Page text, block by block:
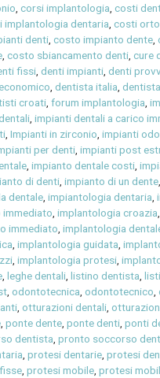
,corsi implantologia ,costi
implantologia dentaria ,costi
denti ,costo impianto dente ,
,costo sbiancamento denti ,cure
fissi ,denti impianti ,denti
,dentista italia ,
croati ,forum implantologia ,
,impianti dentali a carico
,Impianti in zirconio ,impianti
per denti ,impianti post
,impianto dentale costi ,
di denti ,impianto di un dente
dentale ,impiantologia dentaria ,
,implantologia croazia
immediato ,implantologia
,implantologia guidata ,
,implantologia protesi ,
,leghe dentali ,listino dentista ,
,odontotecnica ,odontotecnico ,
,otturazioni dentali ,
,ponte dente ,ponte denti ,ponti
dentista ,pronto soccorso
,protesi dentarie ,protesi
,protesi mobile ,protesi